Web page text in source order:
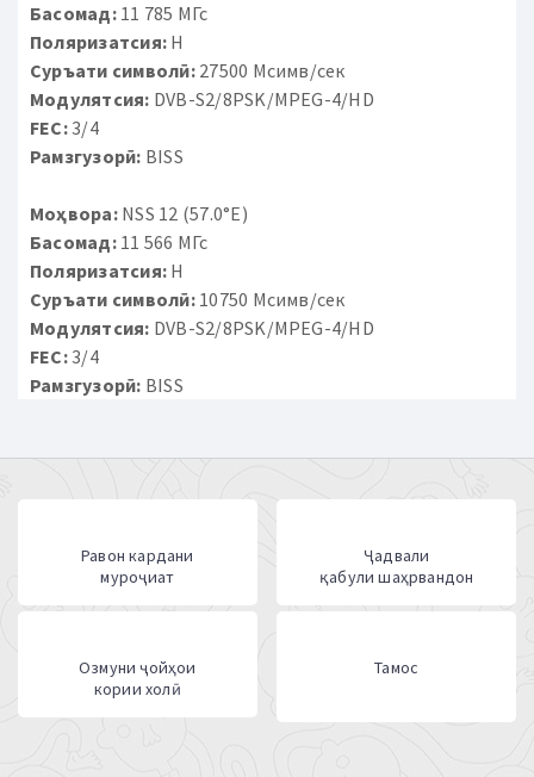
Басомад:11 785 МГс
Поляризатсия: H
Суръати символӣ:27500 Мсимв/сек
Модулятсия: DVB-S2/8PSK/MPEG-4/HD
FEC:3/4
Рамзгузорӣ: BISS
Моҳвора:NSS 12 (57.0°E)
Басомад:11 566 МГс
Поляризатсия: H
Суръати символӣ:10750 Мсимв/сек
Модулятсия: DVB-S2/8PSK/MPEG-4/HD
FEC:3/4
Рамзгузорӣ: BISS
Равон кардани
муроҷиат
Ҷадвали
қабули шаҳрвандон
Озмуни ҷойҳои
кории холӣ
Тамос